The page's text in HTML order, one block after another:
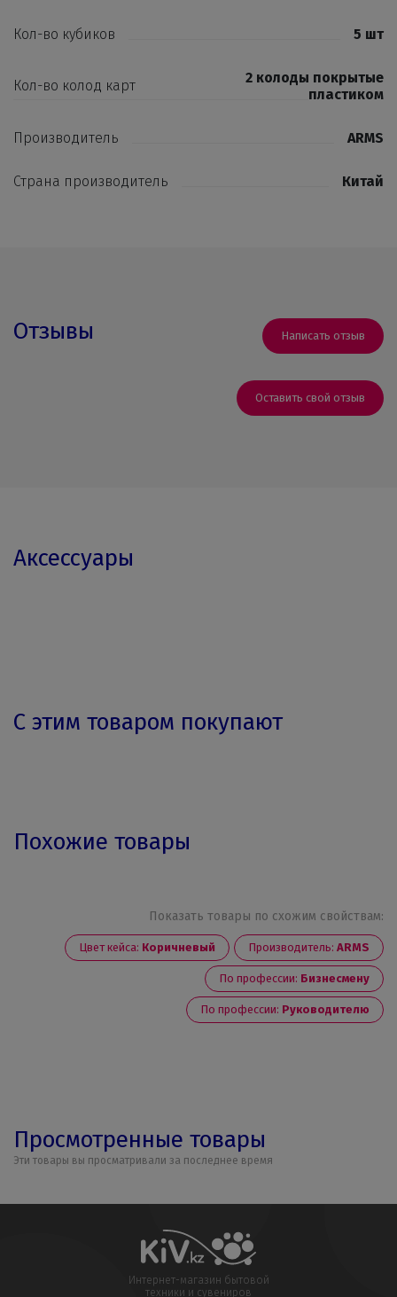
Кол-во кубиков 5 шт
Кол-во колод карт
2 колоды покрытые
пластиком
Производитель ARMS
Страна производитель Китай
Отзывы Написать отзыв
Оставить свой отзыв
Аксессуары
С этим товаром покупают
Похожие товары
Показать товары по схожим свойствам:
Цвет кейса: Коричневый Производитель: ARMS
По профессии: Бизнесмену
По профессии: Руководителю
Просмотренные товары
Эти товары вы просматривали за последнее время
Интернет-магазин бытовой
техники и сувениров